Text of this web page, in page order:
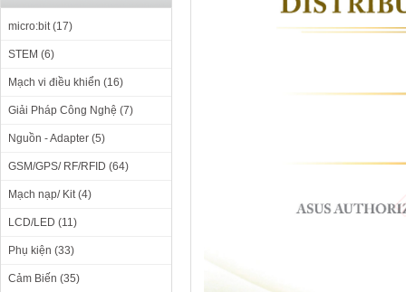
micro:bit (17)
STEM (6)
Mạch vi điều khiển (16)
Giải Pháp Công Nghệ (7)
Nguồn - Adapter (5)
GSM/GPS/ RF/RFID (64)
Mạch nạp/ Kit (4)
LCD/LED (11)
Phụ kiện (33)
Cảm Biến (35)